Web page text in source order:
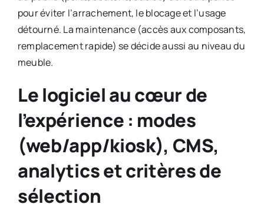
pour éviter l’arrachement, le blocage et l’usage
détourné. La maintenance (accès aux composants,
remplacement rapide) se décide aussi au niveau du
meuble.
Le logiciel au cœur de
l’expérience : modes
(web/app/kiosk), CMS,
analytics et critères de
sélection